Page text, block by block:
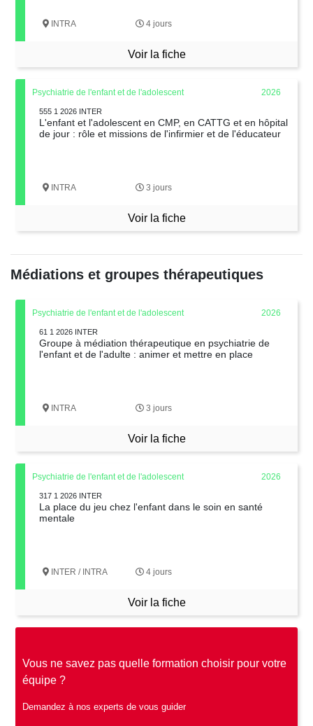
INTRA 4 jours
Voir la fiche
Psychiatrie de l'enfant et de l'adolescent 2026
555 1 2026 INTER
L'enfant et l'adolescent en CMP, en CATTG et en hôpital
de jour : rôle et missions de l'infirmier et de l'éducateur
INTRA 3 jours
Voir la fiche
Médiations et groupes thérapeutiques
Psychiatrie de l'enfant et de l'adolescent 2026
61 1 2026 INTER
Groupe à médiation thérapeutique en psychiatrie de
l'enfant et de l'adulte : animer et mettre en place
INTRA 3 jours
Voir la fiche
Psychiatrie de l'enfant et de l'adolescent 2026
317 1 2026 INTER
La place du jeu chez l'enfant dans le soin en santé
mentale
INTER / INTRA 4 jours
Voir la fiche
Vous ne savez pas quelle formation choisir pour votre
équipe ?
Demandez à nos experts de vous guider